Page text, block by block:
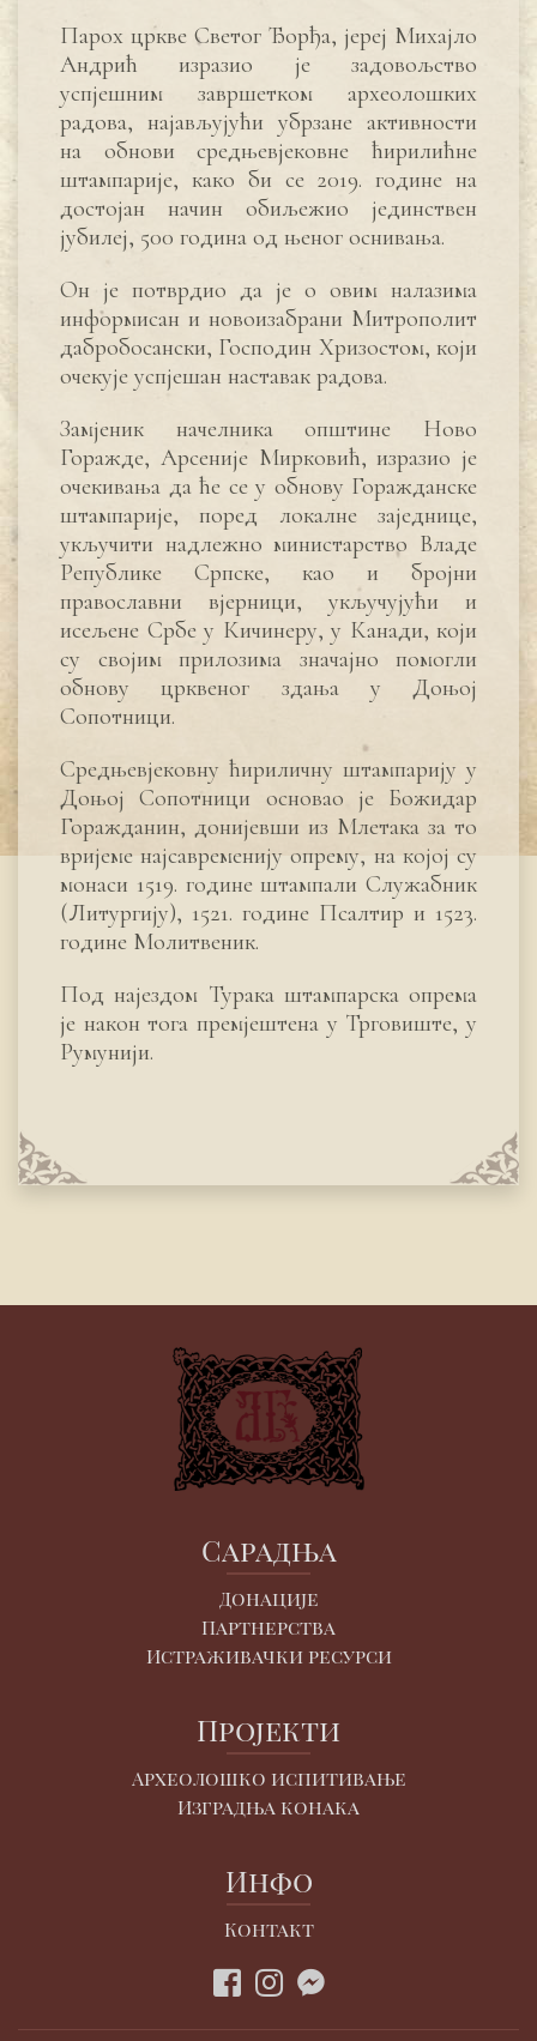
Парох цркве Светог Ђорђа, јереј Михајло
Андрић изразио је задовољство
успјешним завршетком археолошких
радова, најављујући убрзане активности
на обнови средњевјековне ћирилићне
штампарије, како би се 2019. године на
достојан начин обиљежио јединствен
јубилеј, 500 година од њеног оснивања.
Он је потврдио да је о овим налазима
информисан и новоизабрани Митрополит
дабробосански, Господин Хризостом, који
очекује успјешан наставак радова.
Замјеник начелника општине Ново
Горажде, Арсеније Мирковић, изразио је
очекивања да ће се у обнову Горажданске
штампарије, поред локалне заједнице,
укључити надлежно министарство Владе
Републике Српске, као и бројни
православни вјерници, укључујући и
исељене Србе у Кичинеру, у Канади, који
су својим прилозима значајно помогли
обнову црквеног здања у Доњој
Сопотници.
Средњевјековну ћириличну штампарију у
Доњој Сопотници основао је Божидар
Горажданин, донијевши из Млетака за то
вријеме најсавременију опрему, на којој су
монаси 1519. године штампали Служабник
(Литургију), 1521. године Псалтир и 1523.
године Молитвеник.
Под најездом Турака штампарска опрема
је након тога премјештена у Трговиште, у
Румунији.
Сарадња
Донације
Партнерства
Истраживачки ресурси
Пројекти
Археолошко испитивање
Изградња конака
Инфо
Контакт